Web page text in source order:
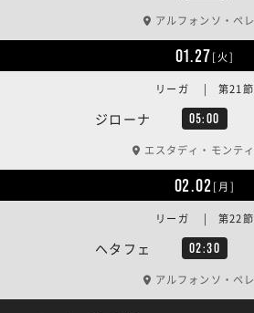
アルフォンソ・ペ
01.27[火]
ジローナ 05:00
リーガ | 第21節
エスタディ・モンテ
02.02[月]
ヘタフェ 02:30
リーガ | 第22節
アルフォンソ・ペ